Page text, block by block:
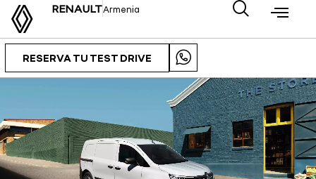
RENAULTArmenia
RESERVA TU TEST DRIVE